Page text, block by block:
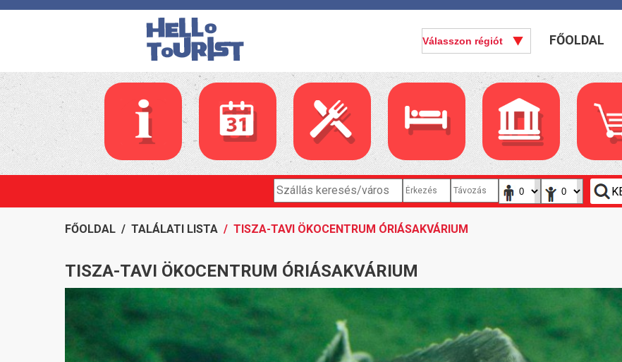
FŐOLDAL
FŐOLDAL / TALÁLATI LISTA / TISZA-TAVI ÖKOCENTRUM ÓRIÁSAKVÁRIUM
TISZA-TAVI ÖKOCENTRUM ÓRIÁSAKVÁRIUM